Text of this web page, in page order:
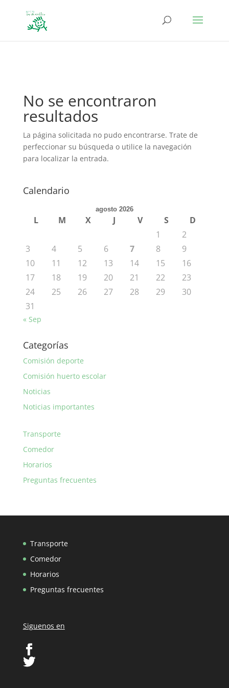
No se encontraron
resultados
La página solicitada no pudo encontrarse. Trate de
perfeccionar su búsqueda o utilice la navegación
para localizar la entrada.
Calendario
agosto 2026
L M X J V S
D
1
2
3
4 5 6 7 8
9
10
11 12 13 14 15
16
17
18 19 20 21 22
23
24
25 26 27 28 29
30
31
« Sep
Categorías
Comisión deporte
Comisión huerto escolar
Noticias
Noticias importantes
Transporte
Comedor
Horarios
Preguntas frecuentes
Transporte
Comedor
Horarios
Preguntas frecuentes
Siguenos en